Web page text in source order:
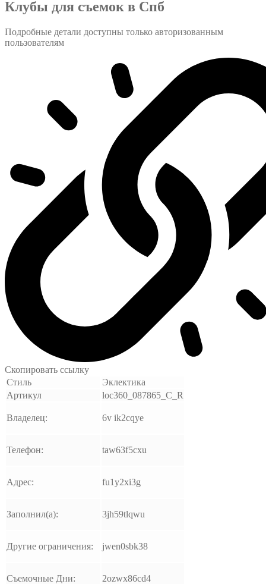
Клубы для съемок в Спб
Подробные детали доступны только авторизованным
пользователям
Скопировать ссылку
Стиль
Эклектика
Артикул
loc360_087865_C_R
Владелец: 6v ik2cqye
Телефон: taw63f5cxu
Адрес: fu1y2xi3g
Заполнил(а): 3jh59tlqwu
Другие ограничения: jwen0sbk38
Съемочные Дни: 2ozwx86cd4